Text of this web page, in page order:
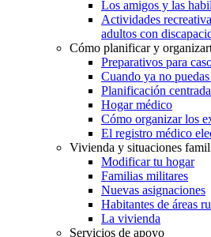
Los amigos y las
Actividades
adultos con
Cómo planificar y
Preparativos para
Cuando ya no
Planificación
Hogar médico
Cómo organizar los
El registro médico
Vivienda y situaciones
Modificar tu hogar
Familias militares
Nuevas asignaciones
Habitantes de áreas
La vivienda
Servicios de apoyo